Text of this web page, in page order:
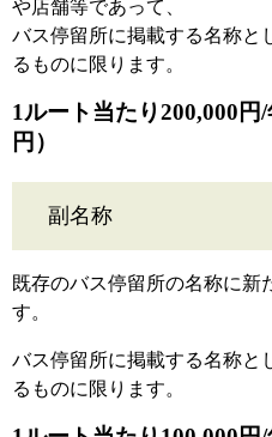
や店舗等であって、
バス停留所に掲載する名称と
るものに限ります。
1ルート当たり200,000円
円）
副名称
既存のバス停留所の名称に新
す。
バス停留所に掲載する名称と
るものに限ります。